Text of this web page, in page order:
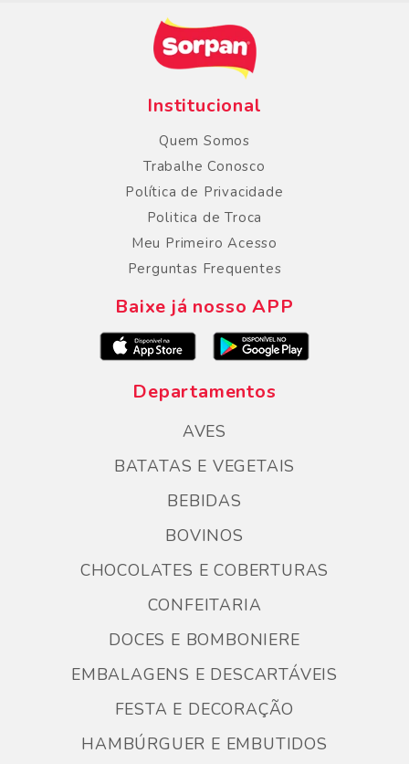
Institucional
Quem Somos
Trabalhe Conosco
Política de Privacidade
Politica de Troca
Meu Primeiro Acesso
Perguntas Frequentes
Baixe já nosso APP
Departamentos
AVES
BATATAS E VEGETAIS
BEBIDAS
BOVINOS
CHOCOLATES E COBERTURAS
CONFEITARIA
DOCES E BOMBONIERE
EMBALAGENS E DESCARTÁVEIS
FESTA E DECORAÇÃO
HAMBÚRGUER E EMBUTIDOS